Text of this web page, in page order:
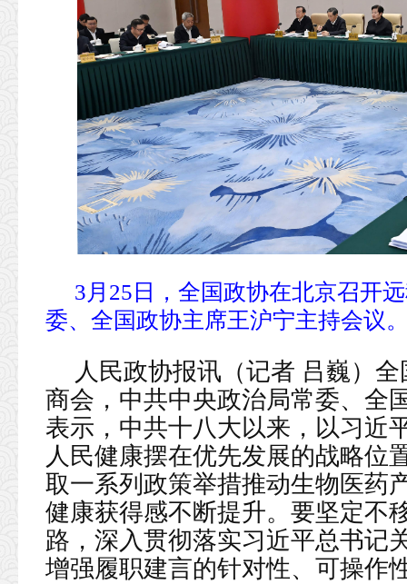
3月25日，全国政协在北京召开
委、全国政协主席王沪宁主持会议
人民政协报讯（记者 吕巍）
商会，中共中央政治局常委、全
表示，中共十八大以来，以习近
人民健康摆在优先发展的战略位
取一系列政策举措推动生物医药
健康获得感不断提升。要坚定不
路，深入贯彻落实习近平总书记
增强履职建言的针对性、可操作